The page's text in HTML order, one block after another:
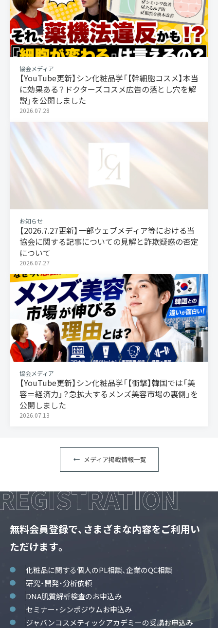
協会メディア
【YouTube更新】シン化粧品学「【幹細胞コスメ】本当
に効果ある？ドクターズコスメ広告の落とし穴を解
説」を公開しました
2026.07.28
お知らせ
【2026.7.27更新】一部ウェブメディア等における当
協会に関する記事についての見解と詐欺疑惑の否定
について
2026.07.27
協会メディア
【YouTube更新】シン化粧品学「【衝撃】韓国では「美
容＝経済力」？急拡大するメンズ美容市場の裏側」を
公開しました
2026.07.13
メディア掲載情報一覧
無料会員登録で、さまざまな内容をご利用い
ただけます。
化粧品に関する個人のPL相談、企業のQC相談
研究・開発・分析依頼
DNA肌質解析検査のお申込み
セミナー・シンポジウムお申込み
ジャパンコスメティックアカデミーの受講お申込み